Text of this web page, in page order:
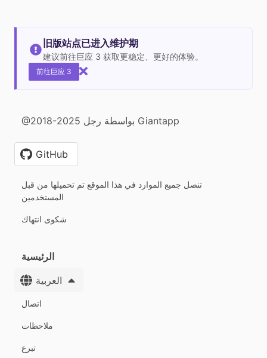
旧版站点已进入维护期
建议前往巨应 3 获取更稳定、更好的体验。
前往巨应 3
@2018-2025 بواسطة رجل Giantapp
GitHub
تنصل جميع الموارد في هذا الموقع تم تحميلها من قبل
المستخدمين
شكوى انتهاك
الرئيسية
العربية
اتصال
ملاحظات
تبرع